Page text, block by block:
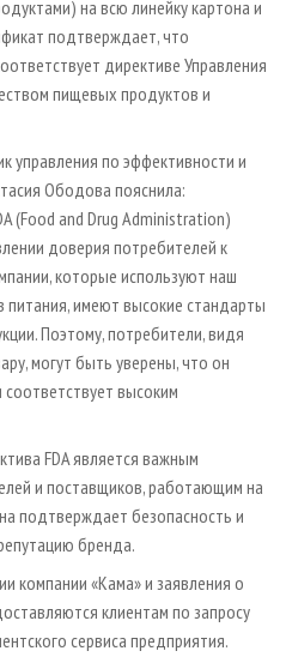
на всю линейку картона и
подтверждает, что
директиве Управления
пищевых продуктов и
управления по эффективности и
Ободова пояснила:
(Food and Drug Administration)
доверия потребителей к
которые используют наш
питания, имеют высокие стандарты
Поэтому, потребители, видя
могут быть уверены, что он
высоким
FDA является важным
и поставщиков, работающим на
подтверждает безопасность и
бренда.
компании «Кама» и заявления о
клиентам по запросу
сервиса предприятия.